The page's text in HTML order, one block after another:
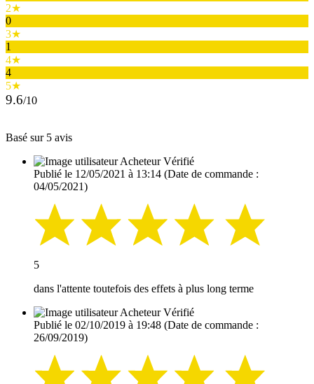
2★
0
3★
1
4★
4
5★
9.6/10
Basé sur 5 avis
Acheteur Vérifié
Publié le 12/05/2021 à 13:14 (Date de commande :
04/05/2021)
5
dans l'attente toutefois des effets à plus long terme
Acheteur Vérifié
Publié le 02/10/2019 à 19:48 (Date de commande :
26/09/2019)